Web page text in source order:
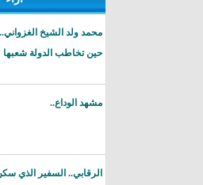
محمد ولد الشيخ الغزواني..
حين تخاطب الدولة شعبها
مشهد الوداع..
الرقابي.. السفير الذي